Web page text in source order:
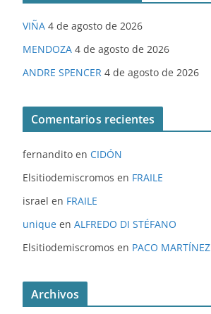
VIÑA 4 de agosto de 2026
MENDOZA 4 de agosto de 2026
ANDRE SPENCER 4 de agosto de 2026
Comentarios recientes
fernandito en CIDÓN
Elsitiodemiscromos en FRAILE
israel en FRAILE
unique en ALFREDO DI STÉFANO
Elsitiodemiscromos en PACO MARTÍNEZ
Archivos